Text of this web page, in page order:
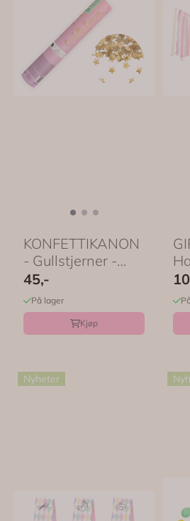
KONFETTIKANON
- Gullstjerner -
PartyDeco
45,-
På lager
Kjøp
Nyheter